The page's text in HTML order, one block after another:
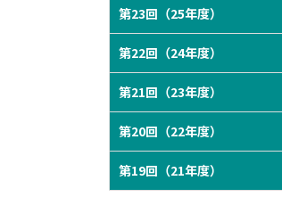
第23回（25年度）
第22回（24年度）
第21回（23年度）
第20回（22年度）
第19回（21年度）